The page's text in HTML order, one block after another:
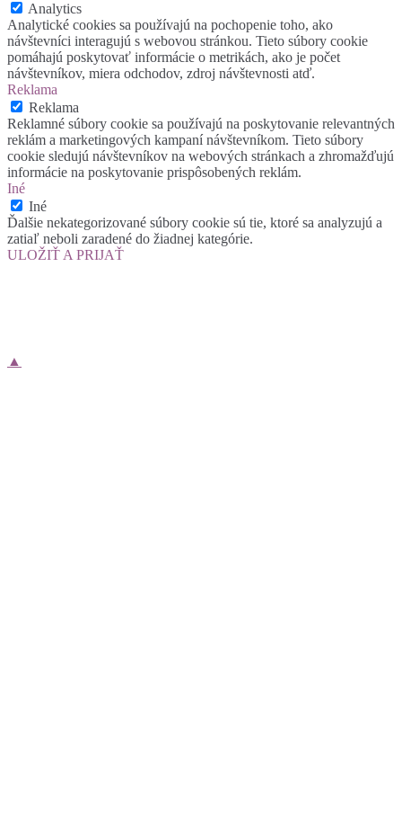
Analytics
Analytické cookies sa používajú na pochopenie toho, ako
návštevníci interagujú s webovou stránkou. Tieto súbory cookie
pomáhajú poskytovať informácie o metrikách, ako je počet
návštevníkov, miera odchodov, zdroj návštevnosti atď.
Reklama
Reklama
Reklamné súbory cookie sa používajú na poskytovanie relevantných
reklám a marketingových kampaní návštevníkom. Tieto súbory
cookie sledujú návštevníkov na webových stránkach a zhromažďujú
informácie na poskytovanie prispôsobených reklám.
Iné
Iné
Ďalšie nekategorizované súbory cookie sú tie, ktoré sa analyzujú a
zatiaľ neboli zaradené do žiadnej kategórie.
ULOŽIŤ A PRIJAŤ
▲